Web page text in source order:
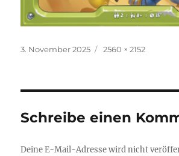
Veröffentlicht
3. November 2025 Originalgröße
2560 × 2152
Schreibe einen
Deine E-Mail-Adresse wird nicht